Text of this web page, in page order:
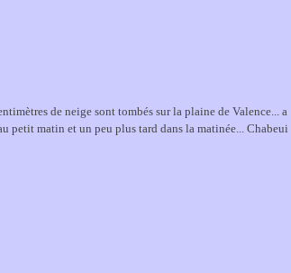
de neige sont tombés sur la plaine de Valence... a
petit matin et un peu plus tard dans la matinée... Chabeui